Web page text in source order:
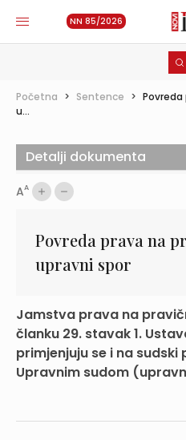
NN 85/2026
Početna > Sentence >
u...
AA
Povreda prava na
upravni spor
Jamstva prava na
članku 29. stavak 1.
primjenjuju se i na
Upravnim sudom
Detalji dokumenta